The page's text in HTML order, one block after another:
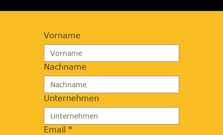
Vorname
Nachname
Unternehmen
Email *